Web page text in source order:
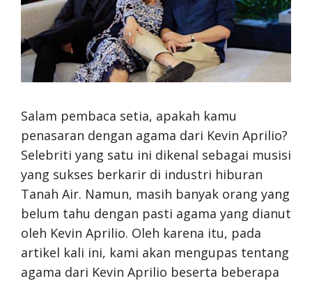
Salam pembaca setia, apakah kamu
penasaran dengan agama dari Kevin Aprilio?
Selebriti yang satu ini dikenal sebagai musisi
yang sukses berkarir di industri hiburan
Tanah Air. Namun, masih banyak orang yang
belum tahu dengan pasti agama yang dianut
oleh Kevin Aprilio. Oleh karena itu, pada
artikel kali ini, kami akan mengupas tentang
agama dari Kevin Aprilio beserta beberapa